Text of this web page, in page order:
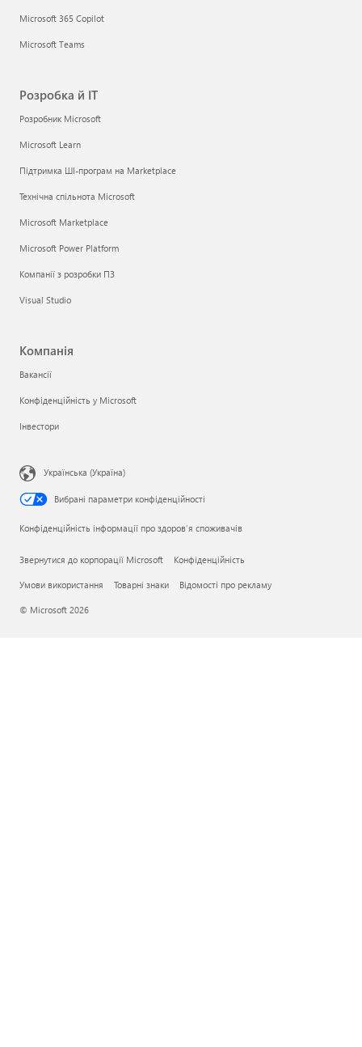
Microsoft 365 Copilot
Microsoft Teams
Розробка й ІТ
Розробник Microsoft
Microsoft Learn
Підтримка ШІ-програм на Marketplace
Технічна спільнота Microsoft
Microsoft Marketplace
Microsoft Power Platform
Компанії з розробки ПЗ
Visual Studio
Компанія
Вакансії
Конфіденційність у Microsoft
Інвестори
Українська (Україна)
Вибрані параметри конфіденційності
Конфіденційність інформації про здоров’я споживачів
Звернутися до корпорації Microsoft Конфіденційність
Умови використання Товарні знаки Відомості про рекламу
© Microsoft 2026